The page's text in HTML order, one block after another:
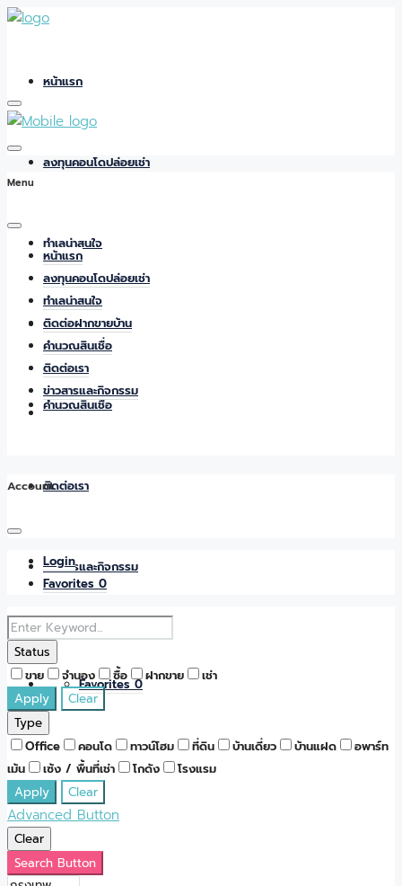
หน้าแรก
ลงทุนคอนโดปล่อยเช่า
ทำเลน่าสนใจ
ติดต่อฝากขายบ้าน
คำนวณสินเชื่อ
ติดต่อเรา
ข่าวสารและกิจกรรม
Favorites0
Menu
หน้าแรก
ลงทุนคอนโดปล่อยเช่า
ทำเลน่าสนใจ
ติดต่อฝากขายบ้าน
คำนวณสินเชื่อ
ติดต่อเรา
ข่าวสารและกิจกรรม
Account
Login
Favorites 0
Status
ขาย จำนอง ซื้อ ฝากขาย เช่า
Apply
Clear
Type
Office คอนโด ทาวน์โฮม ที่ดิน บ้านเดี่ยว บ้านแฝด
อพาร์ท
เม้น
เซ้ง / พื้นที่เช่า โกดัง โรงแรม
Apply Clear
Advanced Button
Clear
Search Button